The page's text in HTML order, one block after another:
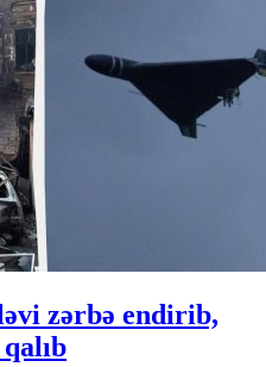
zərbə endirib,